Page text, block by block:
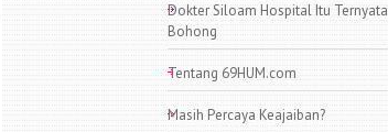
Dokter Siloam Hospital Itu Ternyata
Bohong
Tentang 69HUM.com
Masih Percaya Keajaiban?